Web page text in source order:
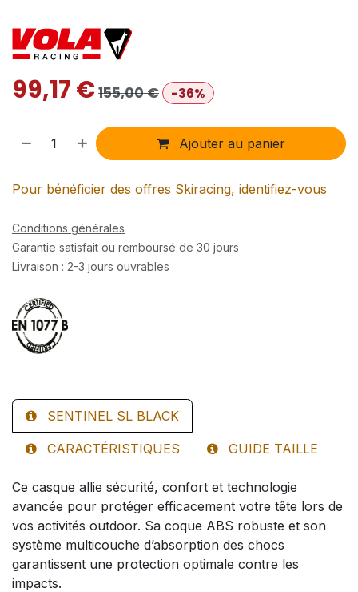
99,17€155,00€ -36%
Ajouter au panier
Pour bénéficier des offres Skiracing, identifiez-vous
Conditions générales
Garantie satisfait ou remboursé de 30 jours
Livraison : 2-3 jours ouvrables
SENTINEL SL BLACK
CARACTÉRISTIQUES GUIDE TAILLE
Ce casque allie sécurité, confort et technologie
avancée pour protéger efficacement votre tête lors de
vos activités outdoor. Sa coque ABS robuste et son
système multicouche d’absorption des chocs
garantissent une protection optimale contre les
impacts.